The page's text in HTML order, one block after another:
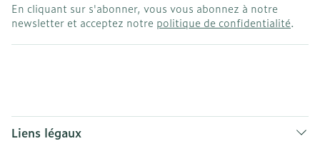
En cliquant sur s'abonner, vous vous abonnez à notre
newsletter et acceptez notre politique de confidentialité.
Liens légaux